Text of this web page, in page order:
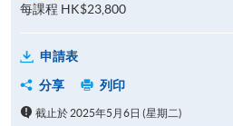
每課程 HK$23,800
申請表
分享
列印
截止於 2025年5月6日 (星期二)